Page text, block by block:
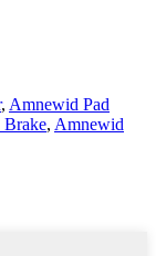
, Amnewid Pad
Brake, Amnewid